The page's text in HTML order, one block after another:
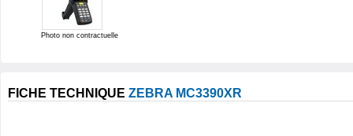
Photo non contractuelle
FICHE TECHNIQUE ZEBRA MC3390XR